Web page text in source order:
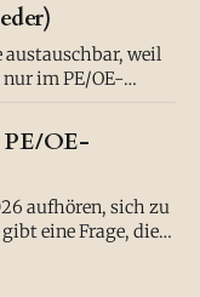
austauschbar, weil
machen." Mal
an. Vielleicht
OE-
aufhören, sich zu
er 150.000 €